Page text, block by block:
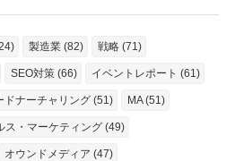
製造業 (82) 戦略 (71)
SEO対策 (66) イベントレポート (61)
ドナーチャリング (51) MA (51)
ス・マーケティング (49)
オウンドメディア (47)